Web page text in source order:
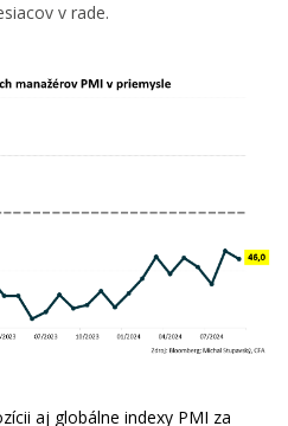
v rade.
aj globálne indexy PMI za